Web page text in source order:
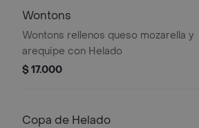
Wontons
Wontons rellenos queso mozarella y
arequipe con Helado
$ 17.000
Copa de Helado